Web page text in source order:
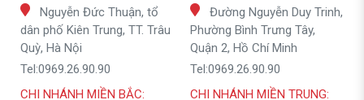
Nguyễn Đức Thuận, tổ
dân phố Kiên Trung, TT. Trâu
Quỳ, Hà Nội
Tel:0969.26.90.90
Đường Nguyễn Duy Trinh,
Phường Bình Trưng Tây,
Quận 2, Hồ Chí Minh
Tel:0969.26.90.90
CHI NHÁNH MIỀN BẮC:
CHI NHÁNH MIỀN TRUNG: